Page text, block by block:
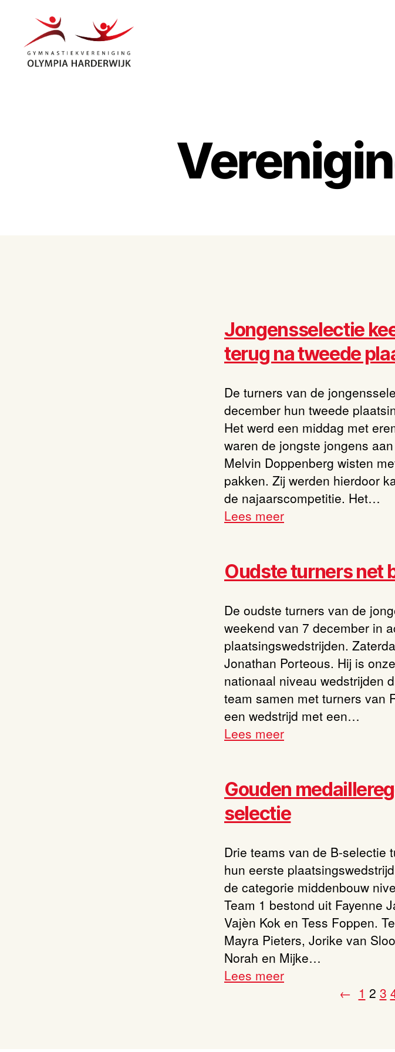
Jongensselectie
terug na tweede
De turners van de
december hun tweede
Het werd een middag met
waren de jongste jongens
Melvin Doppenberg wisten
pakken. Zij werden hierdoor
de najaarscompetitie. Het…
Lees meer
Oudste turners net
De oudste turners van de
weekend van 7 december in
plaatsingswedstrijden.
Jonathan Porteous. Hij is
nationaal niveau wedstrijden
team samen met turners van
een wedstrijd met een…
Lees meer
Gouden
selectie
Drie teams van de B-selectie
hun eerste
de categorie middenbouw
Team 1 bestond uit Fayenne
Vajèn Kok en Tess Foppen.
Mayra Pieters, Jorike van
Norah en Mijke…
Lees meer
← 1 2 3